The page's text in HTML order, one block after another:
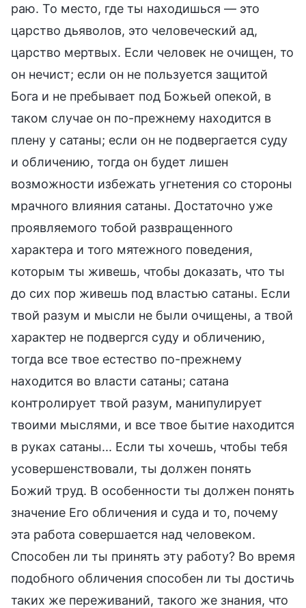
раю. То место, где ты находишься — это
царство дьяволов, это человеческий ад,
царство мертвых. Если человек не очищен, то
он нечист; если он не пользуется защитой
Бога и не пребывает под Божьей опекой, в
таком случае он по-прежнему находится в
плену у сатаны; если он не подвергается суду
и обличению, тогда он будет лишен
возможности избежать угнетения со стороны
мрачного влияния сатаны. Достаточно уже
проявляемого тобой развращенного
характера и того мятежного поведения,
которым ты живешь, чтобы доказать, что ты
до сих пор живешь под властью сатаны. Если
твой разум и мысли не были очищены, а твой
характер не подвергся суду и обличению,
тогда все твое естество по-прежнему
находится во власти сатаны; сатана
контролирует твой разум, манипулирует
твоими мыслями, и все твое бытие находится
в руках сатаны... Если ты хочешь, чтобы тебя
усовершенствовали, ты должен понять
Божий труд. В особенности ты должен понять
значение Его обличения и суда и то, почему
эта работа совершается над человеком.
Способен ли ты принять эту работу? Во время
подобного обличения способен ли ты достичь
таких же переживаний, такого же знания, что